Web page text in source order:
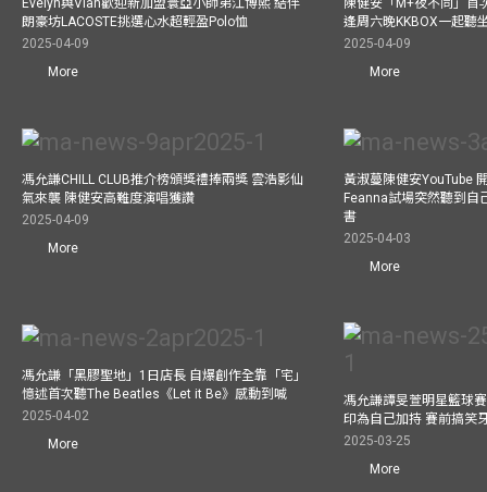
朗豪坊LACOSTE挑選心水超輕盈Polo恤
2025-04-09
More
逢周六晚KKBOX一起聽
2025-04-09
More
馮允謙CHILL CLUB推介榜頒獎禮捧兩獎 雲浩影仙
氣來襲 陳健安高難度演唱獲讚
2025-04-09
More
黃淑蔓陳健安YouTube
Feanna試場突然聽到自
書
2025-04-03
More
馮允謙「黑膠聖地」1日店長 自爆創作全靠「宅」
憶述首次聽The Beatles《Let it Be》感動到喊
2025-04-02
More
馮允謙譚旻萱明星籃球
印為自己加持 賽前搞笑
2025-03-25
More